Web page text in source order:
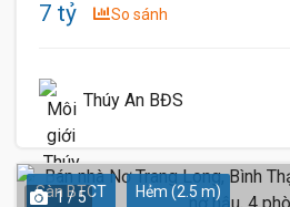
7 tỷ So sánh
Thúy An BĐS
Sàn BTCT Hẻm (2.5 m)
1 / 5